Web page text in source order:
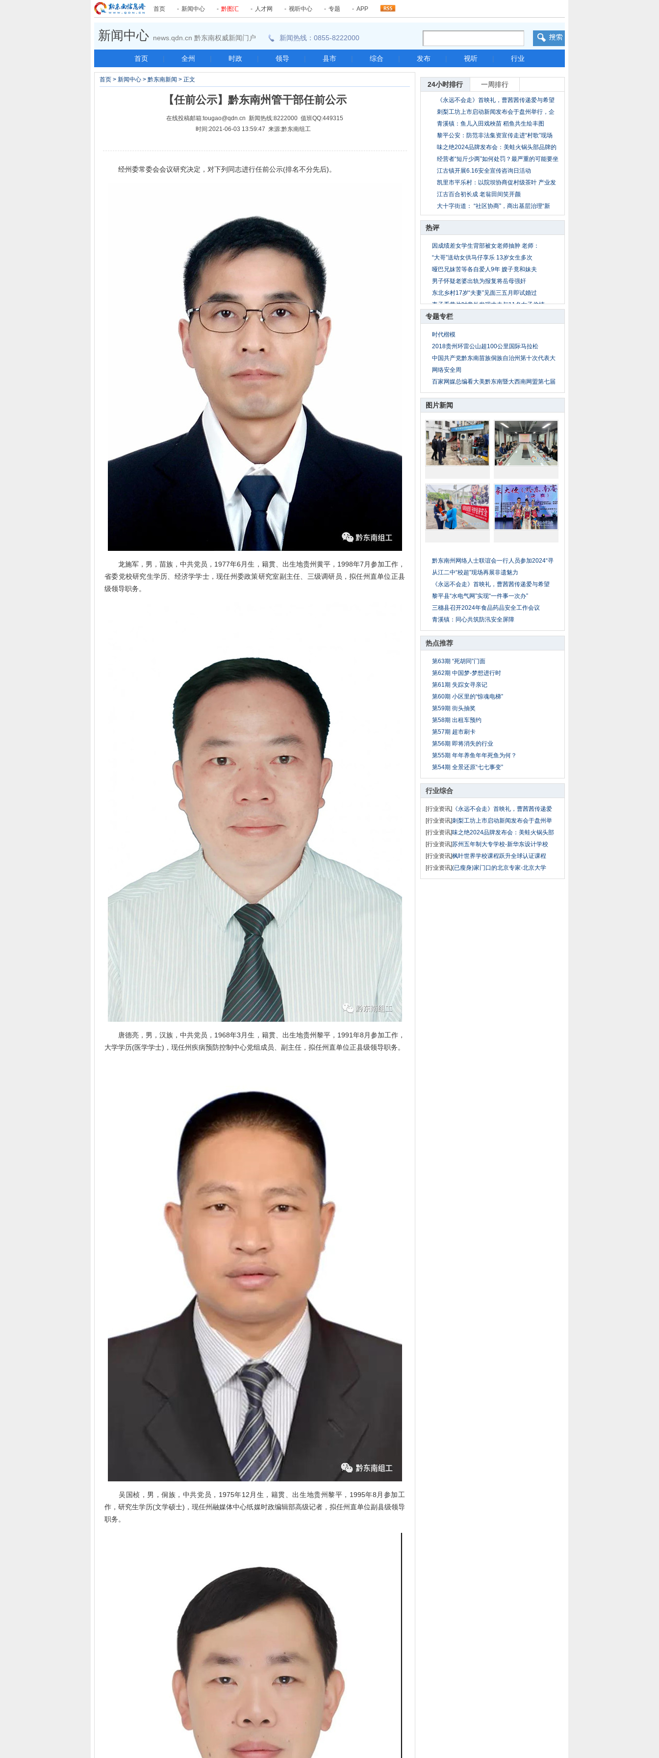
首页 - 新闻中心 - 黔图汇 - 人才网 - 视听中心 - 专题 - APP
新闻中心 news.qdn.cn 黔东南权威新闻门户 新闻热线：0855-8222000
首页 | 全州 | 时政 | 领导 | 县市 | 综合 | 发布 | 视听 | 行业
24小时排行 一周排行
《永远不会走》首映礼，曹茜茜传递爱与希望
刺梨工坊上市启动新闻发布会于盘州举行，企
业计
青溪镇：鱼儿入田戏秧苗 稻鱼共生绘丰图
黎平公安：防范非法集资宣传走进“村歌”现场
味之绝2024品牌发布会：美蛙火锅头部品牌的
破局
经营者“短斤少两”如何处罚？最严重的可能要坐
江古镇开展6.16安全宣传咨询日活动
凯里市平乐村：以院坝协商促村级茶叶 产业发
展
江古百合初长成 老翁田间笑开颜
大十字街道： “社区协商”，商出基层治理“新
热评
因成绩差女学生背部被女老师抽肿 老师：
“大哥”送幼女供马仔享乐 13岁女生多次
哑巴兄妹苦等各自爱人9年 嫂子竟和妹夫
男子怀疑老婆出轨为报复将岳母强奸
东北乡村17岁“夫妻”见面三五月即试婚过
妻子看黄片时意外发现丈夫与11名女子偷情
8岁女童放暑假到外地找父母 被爷爷两次
专题专栏
时代楷模
2018贵州环雷公山超100公里国际马拉松
中国共产党黔东南苗族侗族自治州第十次代表大
网络安全周
百家网媒总编看大美黔东南暨大西南网盟第七届
图片新闻
黔东南州网络人士联谊会一行人员参加2024“寻
从江二中“校超”现场再展非遗魅力
《永远不会走》首映礼，曹茜茜传递爱与希望
黎平县“水电气网”实现“一件事一次办”
三穗县召开2024年食品药品安全工作会议
青溪镇：同心共筑防汛安全屏障
热点推荐
第63期 “死胡同”门面
第62期 中国梦-梦想进行时
第61期 失踪女寻亲记
第60期 小区里的“惊魂电梯”
第59期 街头抽奖
第58期 出租车预约
第57期 超市刷卡
第56期 即将消失的行业
第55期 年年养鱼年年死鱼为何？
第54期 全景还原“七七事变”
行业综合
[行业资讯] 《永远不会走》首映礼，曹茜茜传递爱
[行业资讯]刺梨工坊上市启动新闻发布会于盘州举
[行业资讯]味之绝2024品牌发布会：美蛙火锅头部
[行业资讯]苏州五年制大专学校-新华东设计学校
[行业资讯]枫叶世界学校课程跃升全球认证课程
[行业资讯](已瘦身)家门口的北京专家-北京大学
首页 > 新闻中心 > 黔东南新闻 > 正文
【任前公示】黔东南州管干部任前公示
在线投稿邮箱:tougao@qdn.cn 新闻热线:8222000 值班QQ:449315
时间:2021-06-03 13:59:47 来源:黔东南组工
经州委常委会会议研究决定，对下列同志进行任前公示(排名不分先后)。
龙施军，男，苗族，中共党员，1977年6月生，籍贯、出生地贵州黄平，1998年7月参加工作，
省委党校研究生学历、经济学学士，现任州委政策研究室副主任、三级调研员，拟任州直单位正县
级领导职务。
唐德亮，男，汉族，中共党员，1968年3月生，籍贯、出生地贵州黎平，1991年8月参加工作，
大学学历(医学学士)，现任州疾病预防控制中心党组成员、副主任，拟任州直单位正县级领导职务。
吴国桢，男，侗族，中共党员，1975年12月生，籍贯、出生地贵州黎平，1995年8月参加工
作，研究生学历(文学硕士)，现任州融媒体中心纸媒时政编辑部高级记者，拟任州直单位副县级领导
职务。